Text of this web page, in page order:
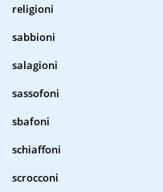
religioni
sabbioni
salagioni
sassofoni
sbafoni
schiaffoni
scrocconi